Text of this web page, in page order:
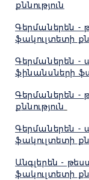
քննություն
Գերմաներեն -
ֆակուլտետի
Գերմաներեն
ֆինանսների
Գերմաներեն -
քննություն
Գերմաներեն
ֆակուլտետի
Անգլերեն -
ֆակուլտետի